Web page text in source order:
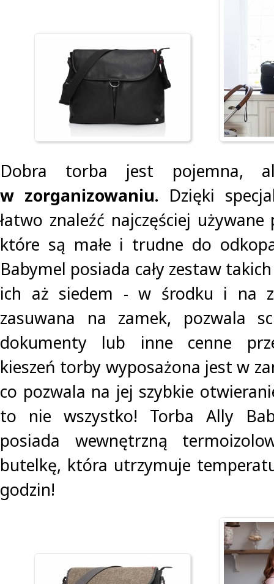
Dobra torba jest
w zorganizowaniu. Dzięki
łatwo znaleźć najczęściej
które są małe i trudne do
Babymel posiada cały zestaw
ich aż siedem - w środku i na
zasuwana na zamek, pozwala
dokumenty lub inne cenne
kieszeń torby wyposażona jest w
co pozwala na jej szybkie
to nie wszystko! Torba Ally
posiada wewnętrzną
butelkę, która utrzymuje
godzin!